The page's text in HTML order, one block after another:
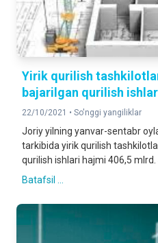
Yirik qurilish
bajarilgan qurilish
22/10/2021 • So'nggi yangiliklar
Joriy yilning yanvar-sentabr
tarkibida yirik qurilish
qurilish ishlari hajmi 406,5 mlrd.
Batafsil ...